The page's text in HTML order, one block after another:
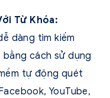
Từ Khóa:
dàng tìm kiếm
cách sử dụng
tự động quét
YouTube,